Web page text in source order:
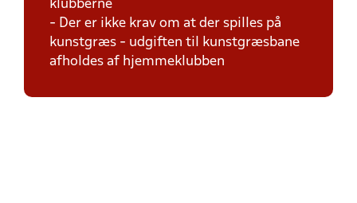
klubberne
- Der er ikke krav om at der spilles på
kunstgræs - udgiften til kunstgræsbane
afholdes af hjemmeklubben